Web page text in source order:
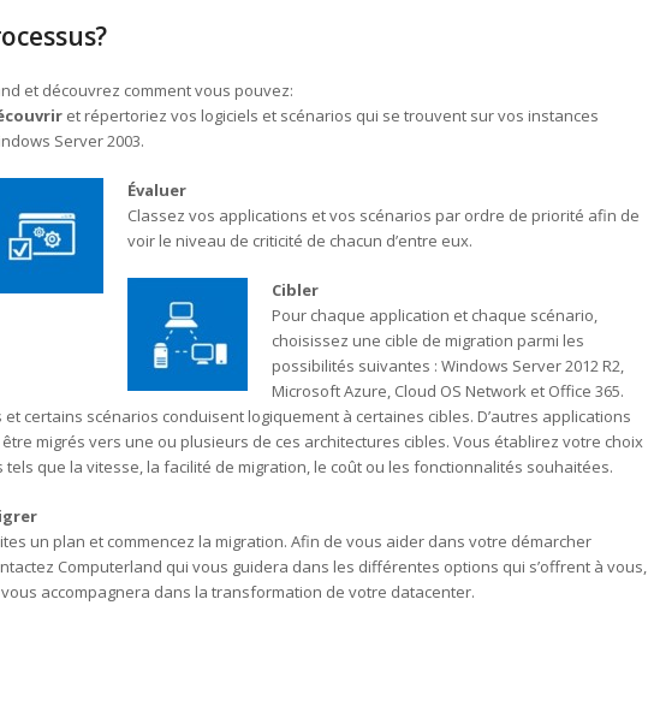
et découvrez comment vous pouvez:
et répertoriez vos logiciels et scénarios qui se trouvent sur vos instances
Server 2003.
Évaluer
Classez vos applications et vos scénarios par ordre de priorité afin de
voir le niveau de criticité de chacun d’entre eux.
Cibler
Pour chaque application et chaque scénario,
choisissez une cible de migration parmi les
possibilités suivantes : Windows Server 2012 R2,
Microsoft Azure, Cloud OS Network et Office 365.
certains scénarios conduisent logiquement à certaines cibles. D’autres applications
migrés vers une ou plusieurs de ces architectures cibles. Vous établirez votre choix
que la vitesse, la facilité de migration, le coût ou les fonctionnalités souhaitées.
un plan et commencez la migration. Afin de vous aider dans votre démarcher
Computerland qui vous guidera dans les différentes options qui s’offrent à vous,
accompagnera dans la transformation de votre datacenter.